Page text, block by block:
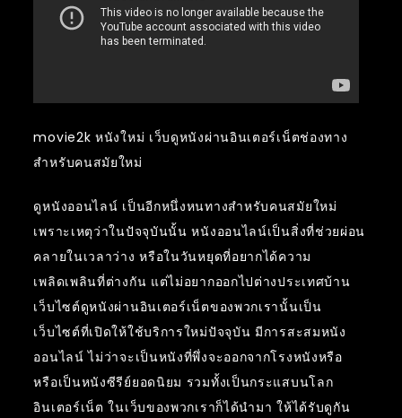
movie2k หนังใหม่ เว็บดูหนังผ่านอินเตอร์เน็ตช่องทาง
สำหรับคนสมัยใหม่
ดูหนังออนไลน์ เป็นอีกหนึ่งหนทางสำหรับคนสมัยใหม่
เพราะเหตุว่าในปัจจุบันนั้น หนังออนไลน์เป็นสิ่งที่ช่วยผ่อน
คลายในเวลาว่าง หรือในวันหยุดที่อยากได้ความ
เพลิดเพลินที่ต่างกัน แต่ไม่อยากออกไปต่างประเทศบ้าน
เว็บไซต์ดูหนังผ่านอินเตอร์เน็ตของพวกเรานั้นเป็น
เว็บไซต์ที่เปิดให้ใช้บริการใหม่ปัจจุบัน มีการสะสมหนัง
ออนไลน์ ไม่ว่าจะเป็นหนังที่พึ่งจะออกจากโรงหนังหรือ
หรือเป็นหนังซีรีย์ยอดนิยม รวมทั้งเป็นกระแสบนโลก
อินเตอร์เน็ต ในเว็บของพวกเราก็ได้นำมา ให้ได้รับดูกัน